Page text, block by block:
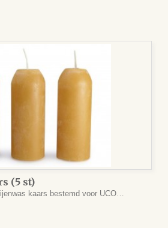
(5 st)
kaars bestemd voor UCO…